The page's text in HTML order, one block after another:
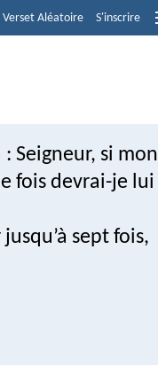
Verset Aléatoire S'inscrire
Seigneur, si mon
fois devrai-je lui
sept fois,